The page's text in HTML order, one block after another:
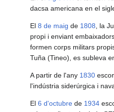
dacsa americana en el
El 8 de maig de 1808, la
propi i enviant
formen corps militars
Tuña (Tineo), es subleva
A partir de l'any 1830
l'indústria siderúrgica i
El 6 d'octubre de 1934